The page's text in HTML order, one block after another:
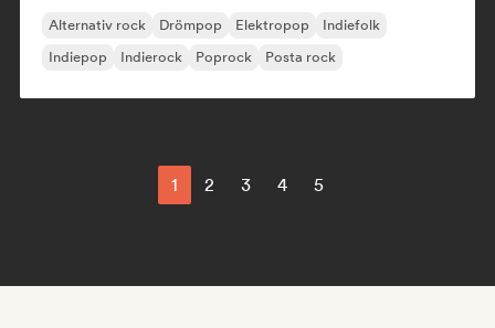
Alternativ rock Drömpop Elektropop
Indiefolk
Indiepop
Indierock Poprock Posta rock
1 2 3 4 5